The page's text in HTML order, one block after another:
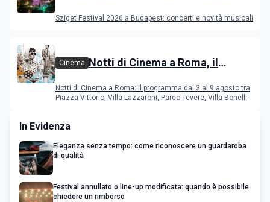
Sziget Festival 2026 a Budapest: concerti e novità musicali
Cinema Notti di Cinema a Roma, il
Notti di Cinema a Roma: il programma dal 3 al 9 agosto tra
Piazza Vittorio, Villa Lazzaroni, Parco Tevere, Villa Bonelli
In Evidenza
Eleganza senza tempo: come riconoscere un guardaroba
di qualità
Festival annullato o line-up modificata: quando è possibile
chiedere un rimborso